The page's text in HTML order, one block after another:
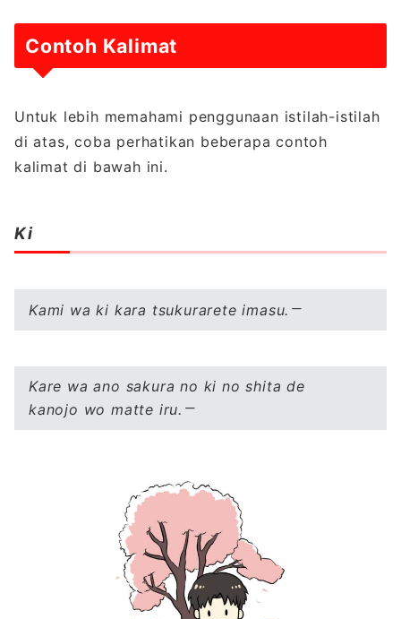
Contoh Kalimat
Untuk lebih memahami penggunaan istilah-istilah
di atas, coba perhatikan beberapa contoh
kalimat di bawah ini.
Ki
Kami wa ki kara tsukurarete imasu.
Kare wa ano sakura no ki no shita de
kanojo wo matte iru.